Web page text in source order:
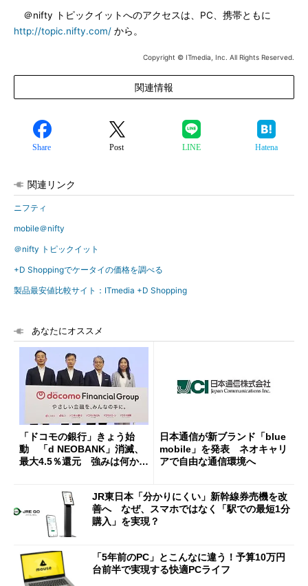
＠nifty トピックイットへのアクセスは、PC、携帯ともに
http://topic.nifty.com/ から。
Copyright © ITmedia, Inc. All Rights Reserved.
関連情報
Share Post LINE Hatena
関連リンク
ニフティ
mobile＠nifty
＠nifty トピックイット
+D Shoppingでケータイの価格を調べる
製品最安値比較サイト：ITmedia +D Shopping
あなたにオススメ
「ドコモの銀行」きょう始
動 「d NEOBANK」消滅、
最大4.5％還元 強みは何か解
日本通信が新ブランド「blue
mobile」を発表 ネオキャリ
アで自由な通信環境へ
JR東日本「分かりにくい」新幹線券売機を改
善へ なぜ、スマホではなく「駅での最短1分
購入」を実現？
「5年前のPC」とこんなに違う！予算10万円
台前半で実現する快適PCライフ